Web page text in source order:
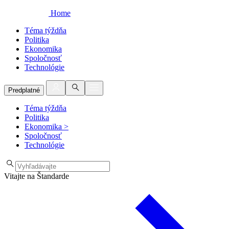
Home
Téma týždňa
Politika
Ekonomika
Spoločnosť
Technológie
Predplatné
Téma týždňa
Politika
Ekonomika >
Spoločnosť
Technológie
Vitajte na Štandarde